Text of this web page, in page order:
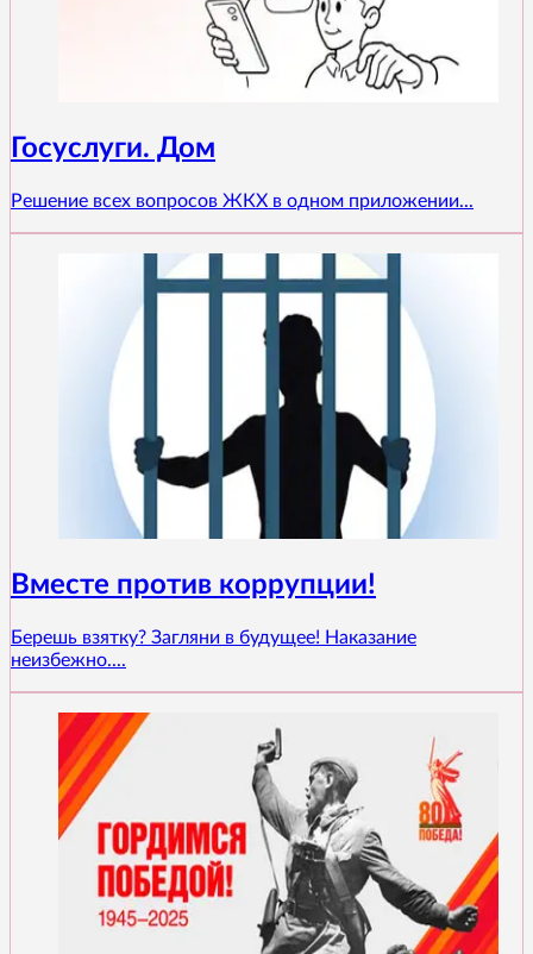
Госуслуги. Дом
Решение всех вопросов ЖКХ в одном приложении...
Вместе против коррупции!
Берешь взятку? Загляни в будущее! Наказание
неизбежно....